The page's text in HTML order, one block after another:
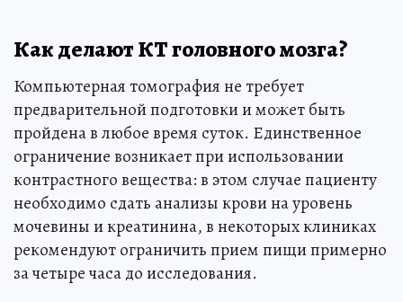
Как делают КТ головного мозга?
Компьютерная томография не требует
предварительной подготовки и может быть
пройдена в любое время суток. Единственное
ограничение возникает при использовании
контрастного вещества: в этом случае пациенту
необходимо сдать анализы крови на уровень
мочевины и креатинина, в некоторых клиниках
рекомендуют ограничить прием пищи примерно
за четыре часа до исследования.